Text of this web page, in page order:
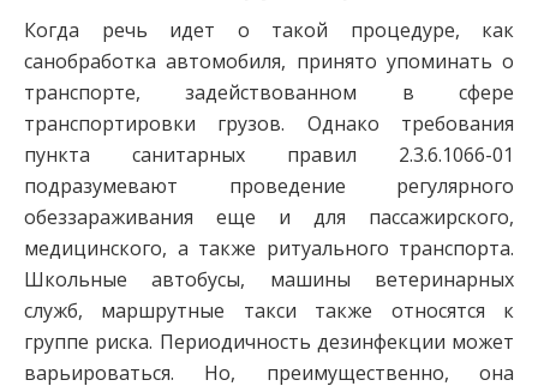
Когда речь идет о такой процедуре, как
санобработка автомобиля, принято упоминать о
транспорте, задействованном в сфере
транспортировки грузов. Однако требования
пункта санитарных правил 2.3.6.1066-01
подразумевают проведение регулярного
обеззараживания еще и для пассажирского,
медицинского, а также ритуального транспорта.
Школьные автобусы, машины ветеринарных
служб, маршрутные такси также относятся к
группе риска. Периодичность дезинфекции может
варьироваться. Но, преимущественно, она